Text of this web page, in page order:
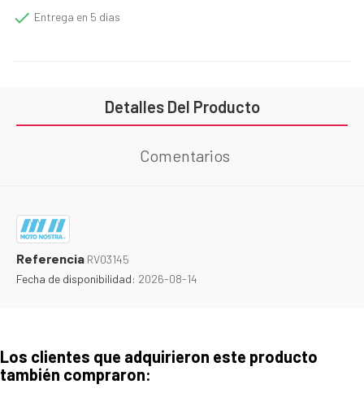
 Entrega en 5 dias
Detalles Del Producto
Comentarios
Referencia RV03145
Fecha de disponibilidad: 2026-08-14
Los clientes que adquirieron este producto
también compraron: